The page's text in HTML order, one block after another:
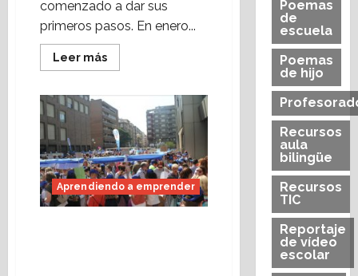
comenzado a dar sus
primeros pasos. En enero...
Leer másLeer
más
Aprendiendo
a
emprender:
5
hechos
que
acompañan
el
programa
(I)
Aprendiendo a emprender
Poemas
de
escuela
Poemas
de hijo
Recursos
aula
bilingüe
Recursos
TIC
Reportaje
de vídeo
escolar